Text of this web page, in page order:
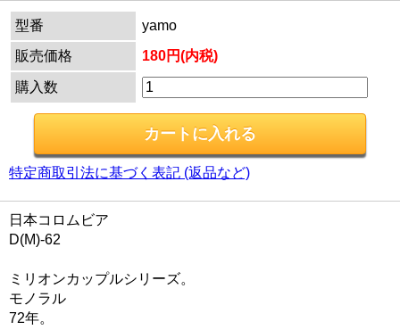
型番
yamo
販売価格
180円(内税)
購入数
特定商取引法に基づく表記 (返品など)
日本コロムビア
D(M)-62
ミリオンカップルシリーズ。
モノラル
72年。